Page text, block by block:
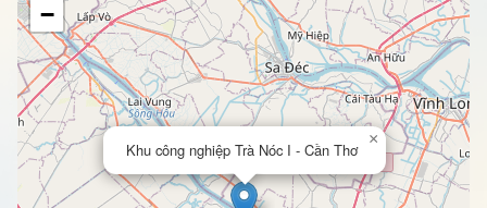
Khu công nghiệp Trà Nóc I - Cần Thơ
×
−